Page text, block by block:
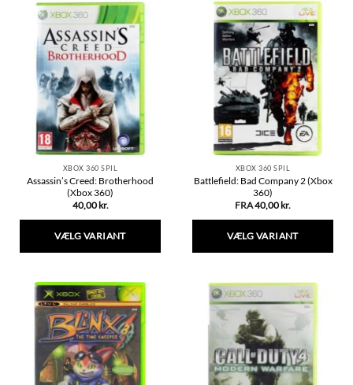
har
flere
varianter.
Mulighederne
kan
vælges
på
varesiden
har
flere
varianter.
Mulighederne
kan
vælges
på
varesiden
XBOX 360 SPIL
Assassin’s Creed: Brotherhood
(Xbox 360)
40,00 kr.
VÆLG VARIANT
har
flere
varianter.
Mulighederne
kan
vælges
på
XBOX 360 SPIL
Battlefield: Bad Company 2 (Xbox
360)
FRA40,00 kr.
VÆLG VARIANT
har
flere
varianter.
Mulighederne
kan
vælges
på